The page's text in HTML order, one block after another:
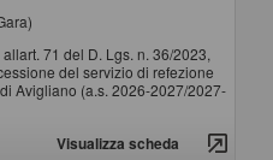
71 del D. Lgs. n. 36/2023,
del servizio di refezione
Avigliano (a.s. 2026-2027/2027-
Visualizza scheda